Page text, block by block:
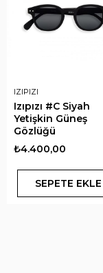
IZIPIZI
Izıpızı #C Siyah
Yetişkin Güneş
Gözlüğü
₺4.400,00
SEPETE EKLE